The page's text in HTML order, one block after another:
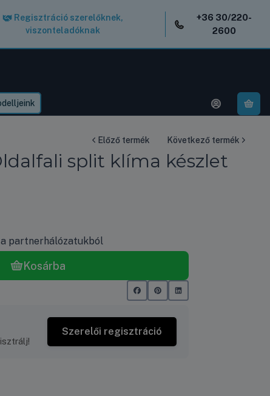
Regisztráció szerelőknek,
viszonteladóknak
+36 30/220-
2600
Előző termék Következő termék
split klíma készlet
partnerhálózatukból
Kosárba
Szerelői regisztráció